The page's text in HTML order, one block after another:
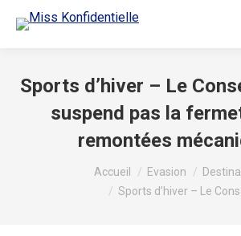
Sports d’hiver – Le
suspend pas la
remontées
Accueil Evasion
Sports d’hiver – Le